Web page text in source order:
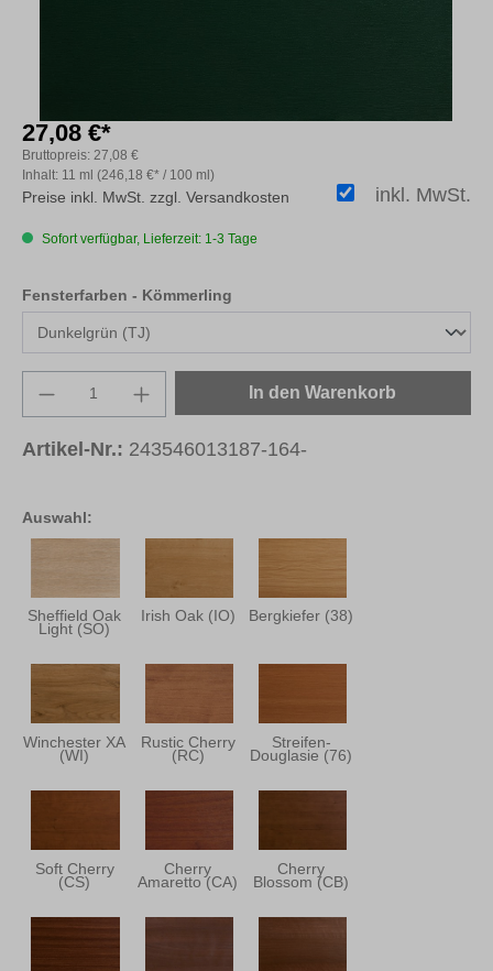
Auswahl:
Sheffield Oak
Light (SO)
Irish Oak (IO) Bergkiefer (38)
Winchester XA
(WI)
Rustic Cherry
(RC)
Streifen-
Douglasie (76)
Soft Cherry
(CS)
Cherry
Amaretto (CA)
Cherry
Blossom (CB)
27,08 €*
Inhalt: 11 ml (246,18 €* / 100 ml)
Bruttopreis: 27,08 €
inkl. MwSt.
Preise inkl. MwSt. zzgl. Versandkosten
Sofort verfügbar, Lieferzeit: 1-3 Tage
Fensterfarben - Kömmerling
Produkt Anzahl: Gib den gewünschten
In den Warenkorb
Artikel-Nr.: 243546013187-164-